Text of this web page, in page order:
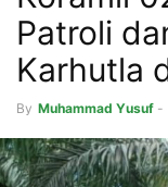
Patroli
Karhutla
By Muhammad Yusuf -